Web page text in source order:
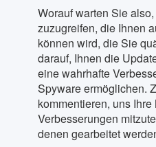
Worauf warten Sie
zuzugreifen, die Ihnen
können wird, die Sie
darauf, Ihnen die
eine wahrhafte
Spyware ermöglichen.
kommentieren, uns
Verbesserungen
denen gearbeitet